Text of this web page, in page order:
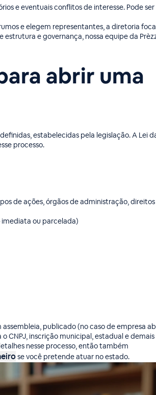
e eventuais conflitos de interesse. Pode ser
e elegem representantes, a diretoria
estrutura e governança, nossa equipe da
abrir uma
estabelecidas pela legislação. A Lei
processo.
de ações, órgãos de administração,
ou parcelada)
publicado (no caso de empresa
CNPJ, inscrição municipal, estadual e demais
nesse processo, então também
se você pretende atuar no estado.